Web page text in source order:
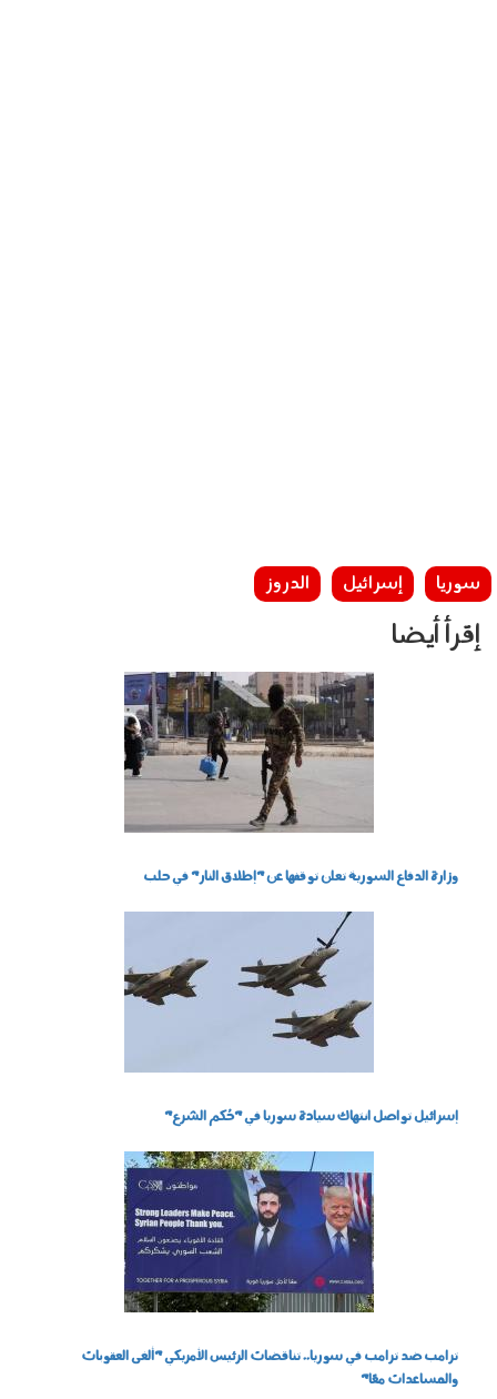
سوريا إسرائيل الدروز
إقرأ أيضا
وزارة الدفاع السورية تعلن توقفها عن "إطلاق النار" في حلب
إسرائيل تواصل انتهاك سيادة سوريا في "حُكم الشرع"
ترامب ضد ترامب في سوريا.. تناقضات الرئيس الأمريكي "ألغى العقوبات
والمساعدات معًا"